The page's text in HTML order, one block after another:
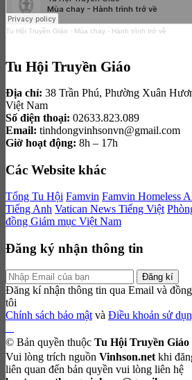
Tu Hội Truyền Giáo · Mùa chay - Hành trình trở về
Tu Hội Truyền Giáo
Địa chỉ: 38 Trần Phú, Phường Xuân
Việt Nam
Số điện thoại: 02633.823.089
Email: tinhdongvinhsonvn@gmail.com
Giờ hoạt động: 8h – 17h
Các Website khác
Tổng Tu Hội Famvin Famvin Homeless
Tiếng Anh Vatican News Tiếng Việt
đồng Giám mục Việt Nam
Đăng ký nhận thông tin
Đăng kí
Đăng kí nhận thông tin qua Email và
tôi
Chính sách bảo mật và Điều khoản sử
© Bản quyền thuộc Tu Hội Truyền
Vui lòng trích nguồn Vinhson.net khi
liên quan đến bản quyền vui lòng liên hệ